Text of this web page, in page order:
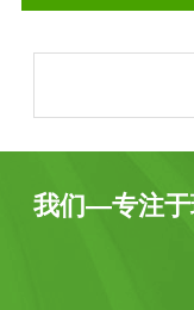
我们—专注于